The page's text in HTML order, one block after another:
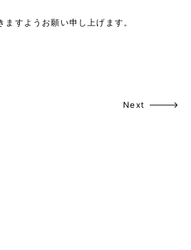
すようお願い申し上げます。
Next